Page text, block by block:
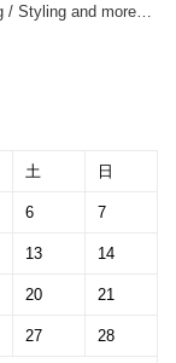
/ Styling and more…
土 日
6 7
13 14
20 21
27 28